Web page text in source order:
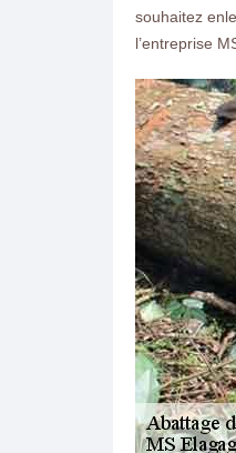
souhaitez
l’entreprise